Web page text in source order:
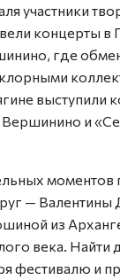
участники
концерты в
где
выступили
и
моментов
—
из
века. Найти
фестивалю и